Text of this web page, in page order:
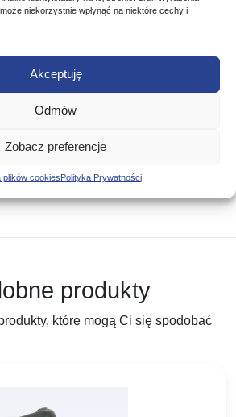
niekorzystnie wpłynąć na niektóre cechy i
Akceptuję
Odmów
Zobacz preferencje
plików cookiesPolityka Prywatności
90% ELASTAN 10%
30 C
chemicznie!
B-1_M
produkty
które mogą Ci się spodobać